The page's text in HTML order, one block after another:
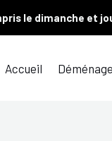
le dimanche et
Accueil